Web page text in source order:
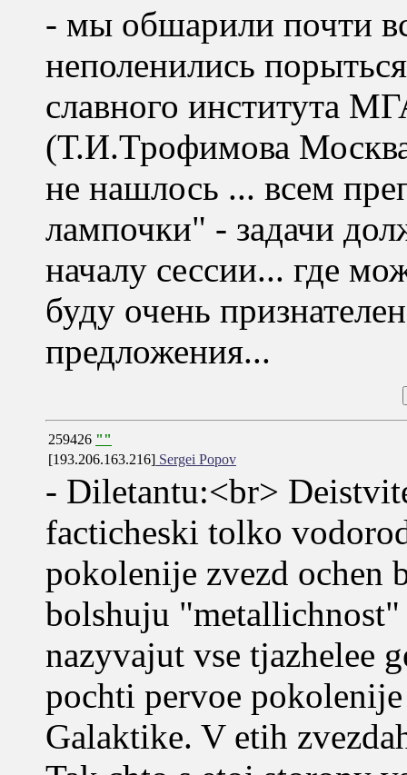
- мы обшарили почти
неполенились
славного института
(Т.И.Трофимова
не нашлось ... всем
лампочки" - задачи
началу сессии... где
буду очень
предложения...
259426 ""
[193.206.163.216] Sergei Popov
- Diletantu:<br>
facticheski tolko
pokolenije zvezd ochen
bolshuju
nazyvajut vse tjazhelee
pochti pervoe
Galaktike. V etih